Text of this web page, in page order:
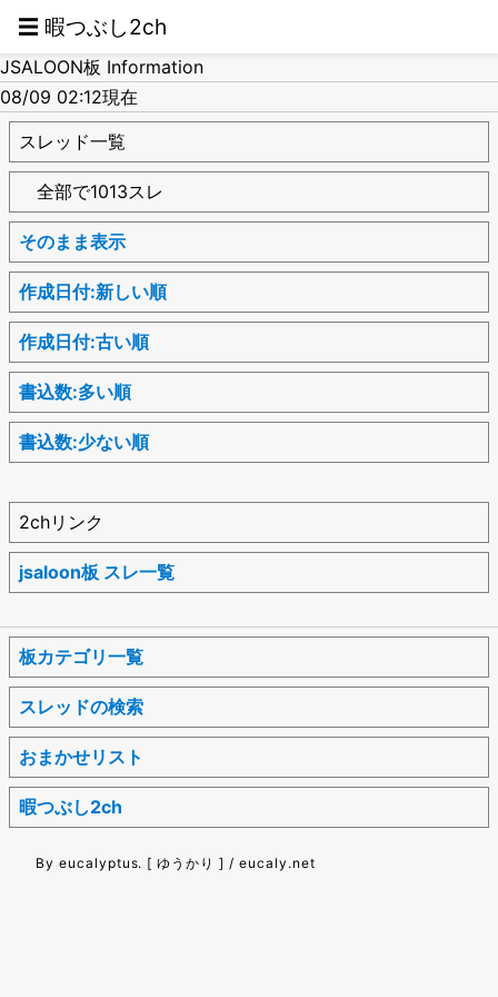
☰ 暇つぶし2ch
JSALOON板 Information
08/09 02:12現在
スレッド一覧
全部で1013スレ
そのまま表示
作成日付:新しい順
作成日付:古い順
書込数:多い順
書込数:少ない順
2chリンク
jsaloon板 スレ一覧
板カテゴリ一覧
スレッドの検索
おまかせリスト
暇つぶし2ch
By eucalyptus. [ ゆうかり ] / eucaly.net